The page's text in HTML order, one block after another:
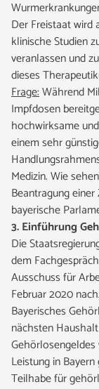
Der Freistaat wird
klinische Studien
veranlassen und
dieses
Frage:Während
Impfdosen
hochwirksame
einem sehr
Medizin. Wie
Beantragung
bayerische
3. Einführung
Die
dem
Ausschuss für
Februar 2020
Bayerisches
nächsten
Leistung in
Teilhabe für